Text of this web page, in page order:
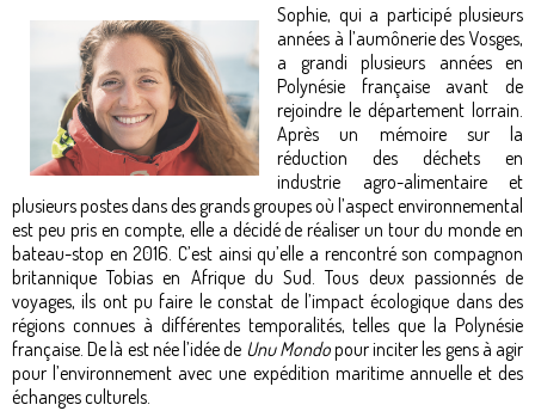
Sophie, qui a participé plusieurs
années à l’aumônerie des Vosges,
a grandi plusieurs années en
Polynésie française avant de
rejoindre le département lorrain.
Après un mémoire sur la
réduction des déchets en
industrie agro-alimentaire et
plusieurs postes dans des grands groupes où l’aspect environnemental
est peu pris en compte, elle a décidé de réaliser un tour du monde en
bateau-stop en 2016. C’est ainsi qu’elle a rencontré son compagnon
britannique Tobias en Afrique du Sud. Tous deux passionnés de
voyages, ils ont pu faire le constat de l’impact écologique dans des
régions connues à différentes temporalités, telles que la Polynésie
française. De là est née l’idée de Unu Mondopour inciter les gens à agir
pour l’environnement avec une expédition maritime annuelle et des
échanges culturels.